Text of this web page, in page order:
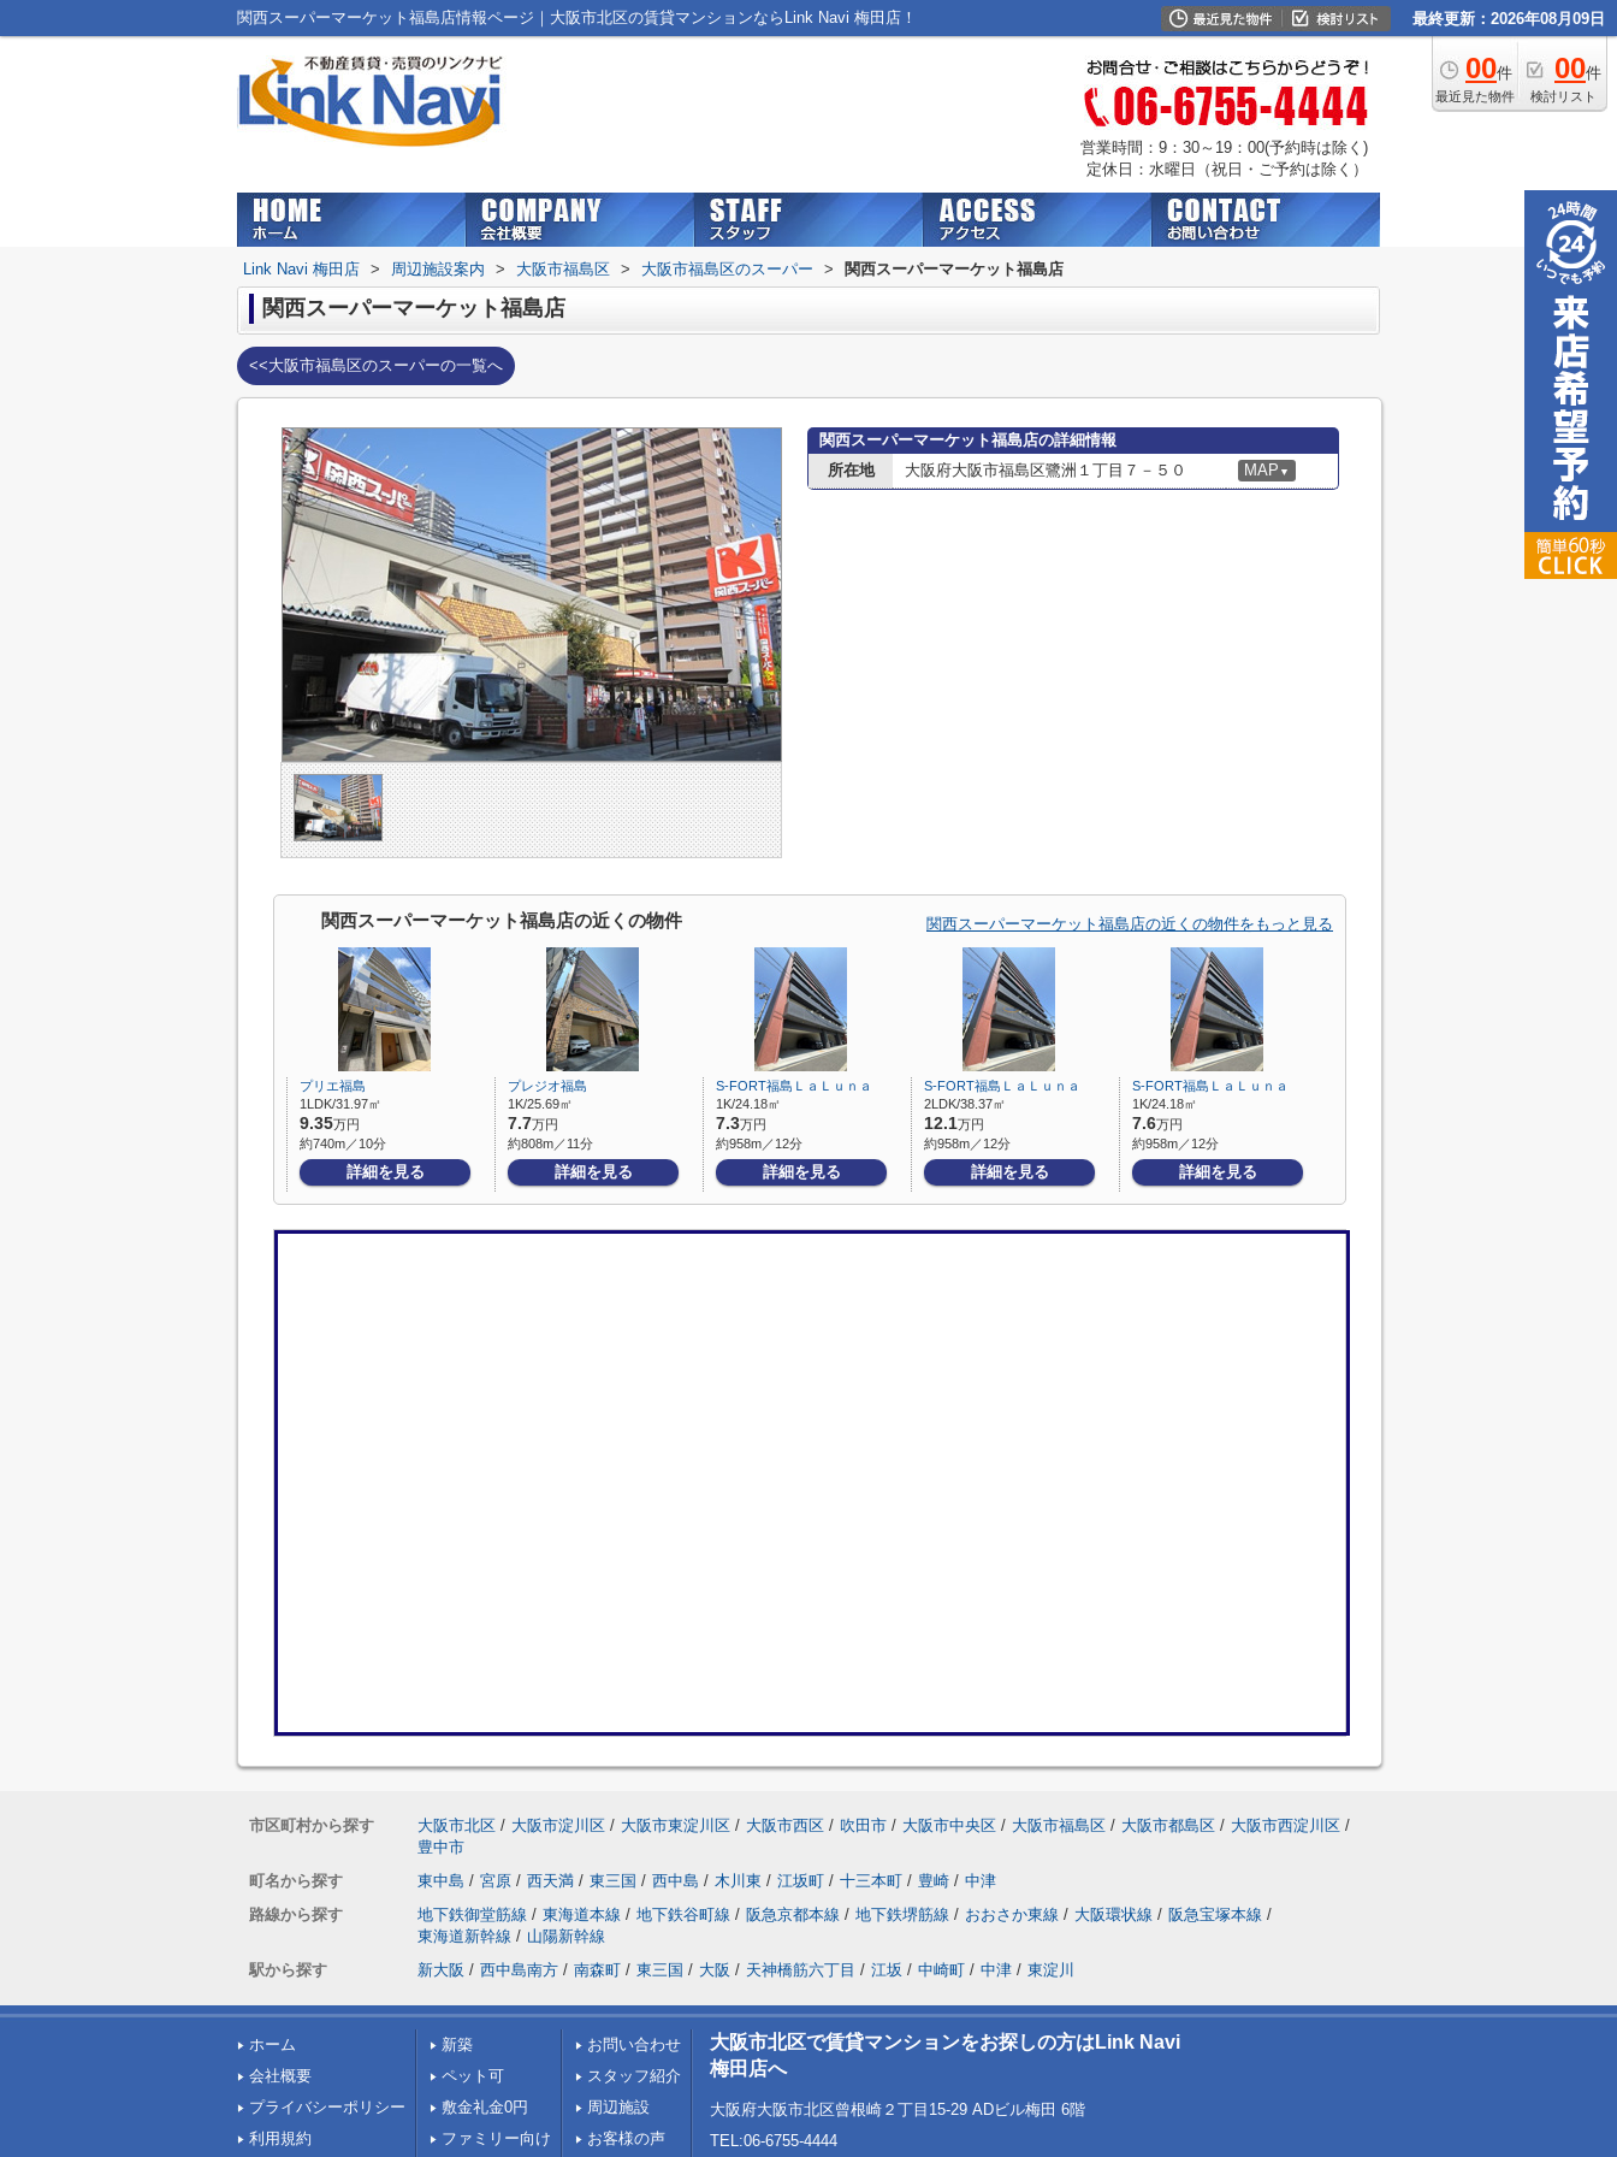
関西スーパーマーケット福島店情報ページ｜大阪市北区の賃貸マンションならLink Navi 梅田店！ 最終更新：2026年08月09日
00件
最近見た物件
00件
検討リスト
営業時間：9：30～19：00(予約時は除く)
定休日：水曜日（祝日・ご予約は除く）
Link Navi 梅田店 > 周辺施設案内 > 大阪市福島区 > 大阪市福島区のスーパー > 関西スーパーマーケット福島店
関西スーパーマーケット福島店
<<大阪市福島区のスーパーの一覧へ
関西スーパーマーケット福島店の詳細情報
所在地
大阪府大阪市福島区鷺洲１丁目７－５０ MAP ▼
関西スーパーマーケット福島店の近くの物件 関西スーパーマーケット福島店の近くの物件をもっと見る
プリエ福島
1LDK/31.97㎡
9.35万円
約740m／10分
詳細を見る
プレジオ福島
1K/25.69㎡
7.7万円
約808m／11分
詳細を見る
S-FORT福島ＬａＬｕｎａ
1K/24.18㎡
7.3万円
約958m／12分
詳細を見る
S-FORT福島ＬａＬｕｎａ
2LDK/38.37㎡
12.1万円
約958m／12分
詳細を見る
S-FORT福島ＬａＬｕｎａ
1K/24.18㎡
7.6万円
約958m／12分
詳細を見る
市区町村から探す 大阪市北区 / 大阪市淀川区 / 大阪市東淀川区 / 大阪市西区 / 吹田市 / 大阪市中央区 / 大阪市福島区 / 大阪市都島区 / 大阪市西淀川区 /
豊中市
町名から探す
東中島 / 宮原 / 西天満 / 東三国 / 西中島 / 木川東 / 江坂町 / 十三本町 / 豊崎 / 中津
路線から探す
地下鉄御堂筋線 / 東海道本線 / 地下鉄谷町線 / 阪急京都本線 / 地下鉄堺筋線 / おおさか東線 / 大阪環状線 / 阪急宝塚本線 /
東海道新幹線 / 山陽新幹線
駅から探す
新大阪 / 西中島南方 / 南森町 / 東三国 / 大阪 / 天神橋筋六丁目 / 江坂 / 中崎町 / 中津 / 東淀川
ホーム
会社概要
プライバシーポリシー
利用規約
新築
ペット可
敷金礼金0円
ファミリー向け
お問い合わせ
スタッフ紹介
周辺施設
お客様の声
大阪市北区で賃貸マンションをお探しの方はLink Navi
梅田店へ
大阪府大阪市北区曾根崎２丁目15-29 ADビル梅田 6階
TEL:06-6755-4444